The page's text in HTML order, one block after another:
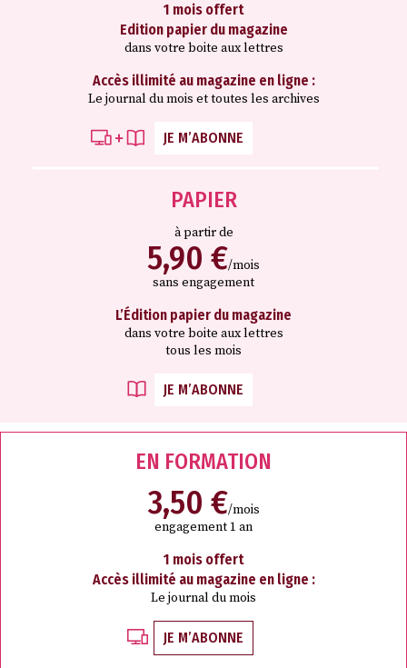
1 mois offert
Edition papier du magazine
dans votre boite aux lettres
Accès illimité au magazine en ligne :
Le journal du mois et toutes les archives
JE M’ABONNE
PAPIER
à partir de
5,90 €/mois
sans engagement
L’Édition papier du magazine
dans votre boite aux lettres
tous les mois
JE M’ABONNE
EN FORMATION
3,50 €/mois
engagement 1 an
1 mois offert
Accès illimité au magazine en ligne :
Le journal du mois
JE M’ABONNE